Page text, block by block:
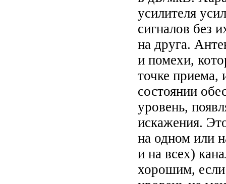
усилителя
сигналов без
на друга.
и помехи,
точке приема,
состоянии
уровень,
искажения.
на одном или
и на всех)
хорошим,